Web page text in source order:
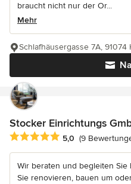
braucht nicht nur der Or...
Mehr
Schlafhäusergasse 7A, 91074
Stocker Einrichtungs
Durchschnittliche
5,0 (9
Wir beraten und begleiten
Sie renovieren, bauen um